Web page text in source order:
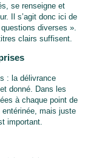
se renseigne et
Il s’agit donc ici de
diverses ».
clairs suffisent.
: la délivrance
donné. Dans les
à chaque point de
entérinée, mais juste
important.